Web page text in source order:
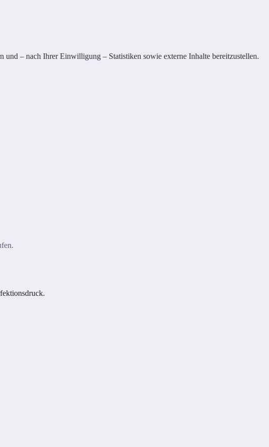
und – nach Ihrer Einwilligung – Statistiken sowie externe Inhalte bereitzustellen.